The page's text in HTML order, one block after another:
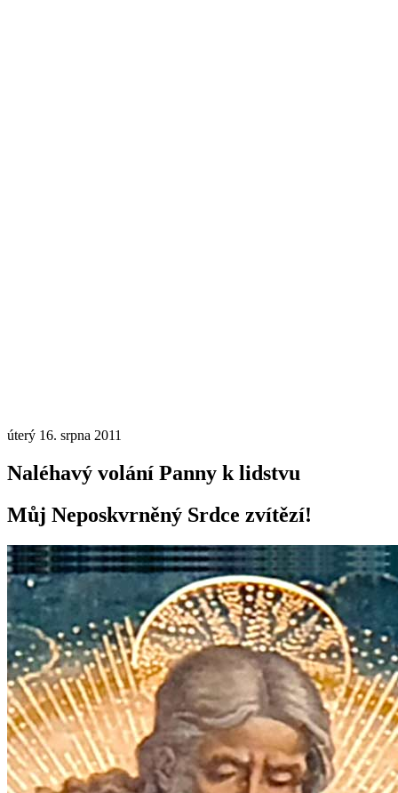
úterý 16. srpna 2011
Naléhavý volání Panny k lidstvu
Můj Neposkvrněný Srdce zvítězí!